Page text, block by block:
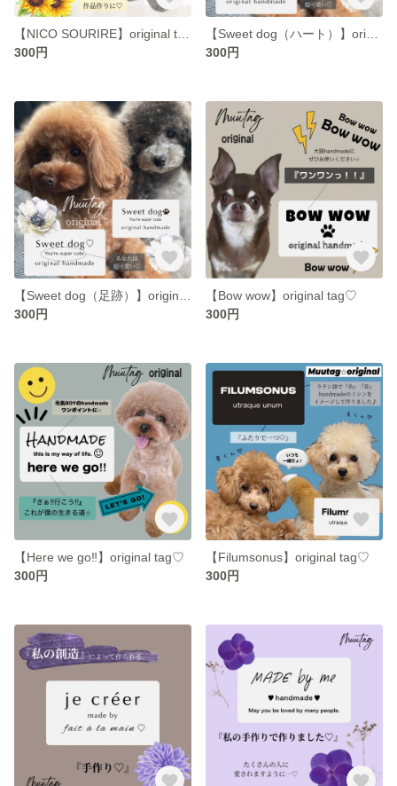
300円
300円
300円
【Bow wow】original tag♡
300円
【Here we go‼︎】original tag♡
300円
【Filumsonus】original tag♡
300円